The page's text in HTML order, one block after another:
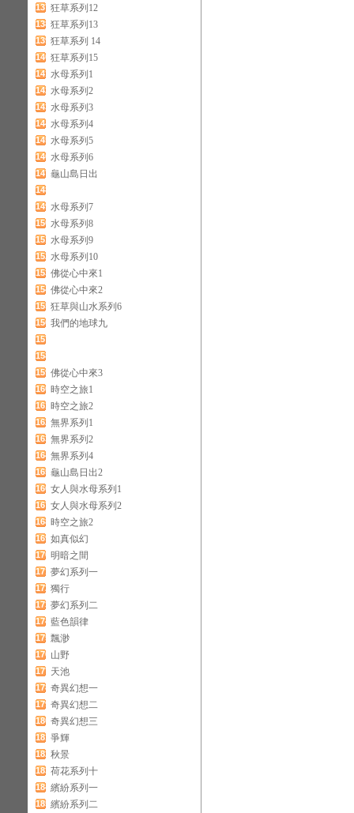
137 狂草系列12
138 狂草系列13
139 狂草系列 14
140 狂草系列15
141 水母系列1
142 水母系列2
143 水母系列3
144 水母系列4
145 水母系列5
146 水母系列6
147 龜山島日出
148
149 水母系列7
150 水母系列8
151 水母系列9
152 水母系列10
153 佛從心中來1
154 佛從心中來2
155 狂草與山水系列6
156 我們的地球九
157
158
159 佛從心中來3
160 時空之旅1
161 時空之旅2
162 無界系列1
163 無界系列2
164 無界系列4
165 龜山島日出2
166 女人與水母系列1
167 女人與水母系列2
168 時空之旅2
169 如真似幻
170 明暗之間
171 夢幻系列一
172 獨行
173 夢幻系列二
174 藍色韻律
175 飄渺
176 山野
177 天池
178 奇異幻想一
179 奇異幻想二
180 奇異幻想三
181 爭輝
182 秋景
183 荷花系列十
184 繽紛系列一
185 繽紛系列二